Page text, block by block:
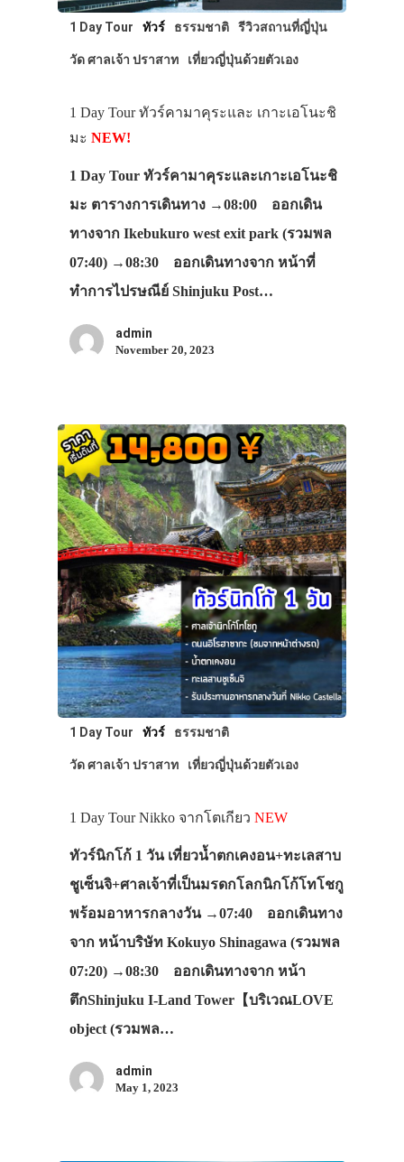
1 Day Tour ทัวร์ ธรรมชาติ รีวิวสถานที่ญี่ปุ่น
วัด ศาลเจ้า ปราสาท เที่ยวญี่ปุ่นด้วยตัวเอง
1 Day Tour ทัวร์คามาคุระและ เกาะเอโนะชิ
มะ NEW!
1 Day Tour ทัวร์คามาคุระและเกาะเอโนะชิ
มะ ตารางการเดินทาง →08:00 ออกเดิน
ทางจาก Ikebukuro west exit park (รวมพล
07:40) →08:30 ออกเดินทางจาก หน้าที่
ทำการไปรษณีย์ Shinjuku Post…
admin
November 20, 2023
1 Day Tour ทัวร์ ธรรมชาติ
วัด ศาลเจ้า ปราสาท เที่ยวญี่ปุ่นด้วยตัวเอง
1 Day Tour Nikko จากโตเกียว NEW
ทัวร์นิกโก้ 1 วัน เที่ยวน้ำตกเคงอน+ทะเลสาบ
ชูเซ็นจิ+ศาลเจ้าที่เป็นมรดกโลกนิกโก้โทโชกู
พร้อมอาหารกลางวัน →07:40 ออกเดินทาง
จาก หน้าบริษัท Kokuyo Shinagawa (รวมพล
07:20) →08:30 ออกเดินทางจาก หน้า
ตึกShinjuku I-Land Tower【บริเวณLOVE
object (รวมพล…
admin
May 1, 2023